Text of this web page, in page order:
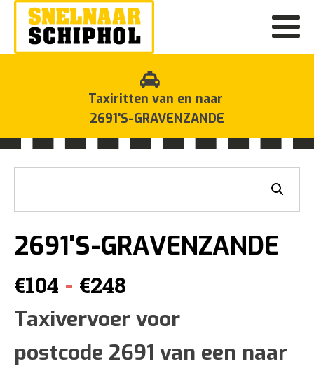
Taxiritten van en naar
2691'S-GRAVENZANDE
2691'S-GRAVENZANDE
€104 - €248
€104
tot
Taxivervoer voor
postcode 2691 van een naar